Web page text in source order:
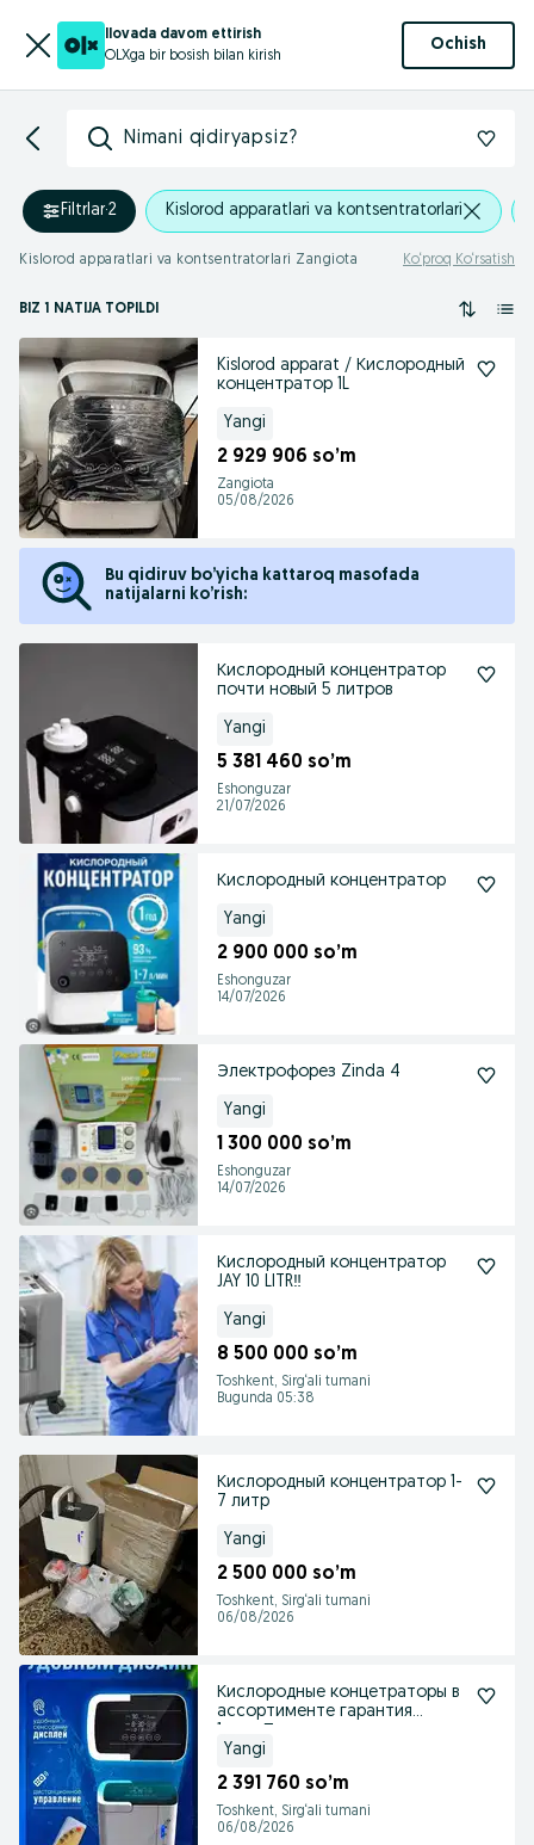
Ilovada davom ettirish
OLXga bir bosish bilan kirish
Ochish
Nimani qidiryapsiz?
Filtrlar·2 Kislorod apparatlari va kontsentratorlari
Kislorod apparatlari va kontsentratorlari Zangiota Ko‘proq Ko‘rsatish
BIZ 1 NATIJA TOPILDI
Kislorod apparat / Кислородный
концентратор 1L
Yangi
2 929 906 so’m
Zangiota
05/08/2026
Bu qidiruv bo’yicha kattaroq masofada
natijalarni ko’rish:
Кислородный концентратор
почти новый 5 литров
Yangi
5 381 460 so’m
Eshonguzar
21/07/2026
Кислородный концентратор
Yangi
2 900 000 so’m
Eshonguzar
14/07/2026
Электрофорез Zinda 4
Yangi
1 300 000 so’m
Eshonguzar
14/07/2026
Кислородный концентратор
JAY 10 LITR‼️
Yangi
8 500 000 so’m
Toshkent, Sirg‘ali tumani
Bugunda 05:38
Кислородный концентратор 1-
7 литр
Yangi
2 500 000 so’m
Toshkent, Sirg‘ali tumani
06/08/2026
Кислородные концетраторы в
ассортименте гарантия
Yangi
2 391 760 so’m
Toshkent, Sirg‘ali tumani
06/08/2026